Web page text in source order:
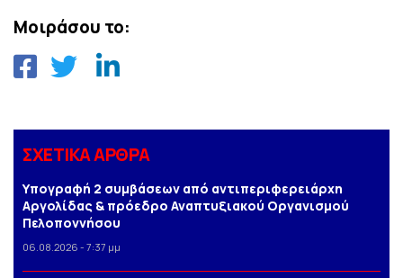
Μοιράσου το:
ΣΧΕΤΙΚΑ ΑΡΘΡΑ
Υπογραφή 2 συμβάσεων από αντιπεριφερειάρχη
Αργολίδας & πρόεδρο Αναπτυξιακού Οργανισμού
Πελοποννήσου
06.08.2026 - 7:37 μμ